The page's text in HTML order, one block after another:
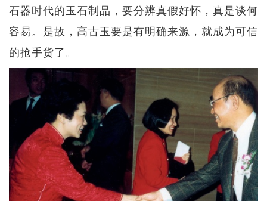
石器时代的玉石制品，要分辨真假好怀，真是谈何
容易。是故，高古玉要是有明确来源，就成为可信
的抢手货了。